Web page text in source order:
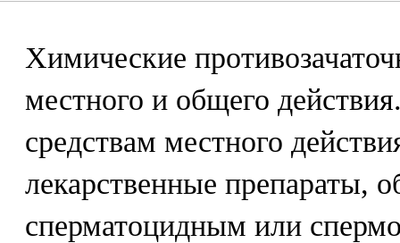
Химические
местного и общего
средствам местного
лекарственные препараты,
сперматоцидным или